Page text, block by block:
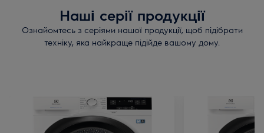
Наші серії продукції
Ознайомтесь з серіями нашої продукції, щоб підібрати
техніку, яка найкраще підійде вашому дому.